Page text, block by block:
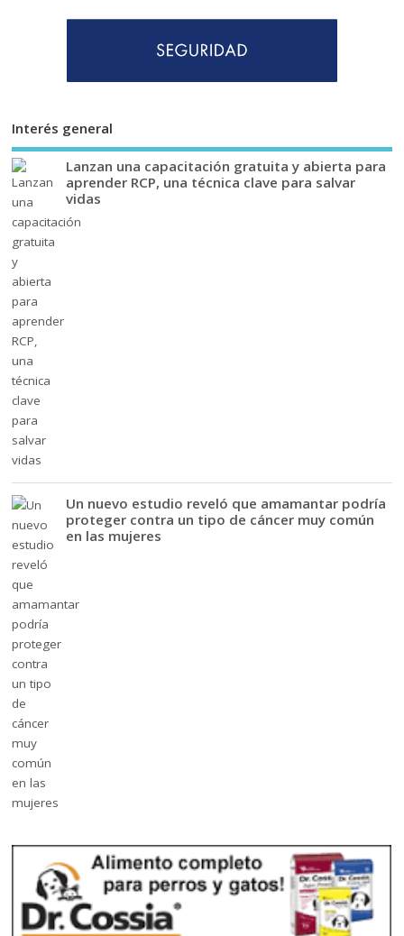
Interés general
Lanzan una capacitación gratuita y abierta para
aprender RCP, una técnica clave para salvar
vidas
Un nuevo estudio reveló que amamantar podría
proteger contra un tipo de cáncer muy común
en las mujeres